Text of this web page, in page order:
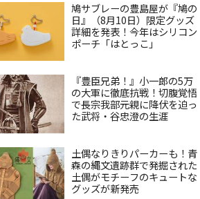
鳩サブレーの豊島屋が『鳩の
日』（8月10日）限定グッズ
詳細を発表！今年はシリコン
ポーチ「はとっこ」
『豊臣兄弟！』小一郎の5万
の大軍に徹底抗戦！切腹覚悟
で長宗我部元親に降伏を迫っ
た武将・谷忠澄の生涯
土偶なりきりパーカーも！青
森の縄文遺跡群で発掘された
土偶がモチーフのキュートな
グッズが新発売